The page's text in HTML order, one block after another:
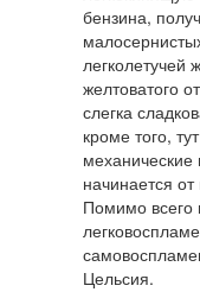
бензина,
легколетучей
желтоватого
слегка
кроме того,
начинается
Помимо всего
Цельсия.